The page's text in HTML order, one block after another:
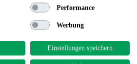
Performance
Werbung
Einstellungen speichern